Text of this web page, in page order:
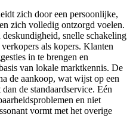
zich door een persoonlijke,
zich volledig ontzorgd voelen.
snelle schakeling
als kopers. Klanten
in te brengen en
van lokale marktkennis. De
de aankoop, wat wijst op een
de standaardservice. Eén
en niet
vormt met het overige